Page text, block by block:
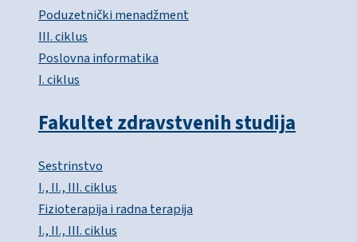
Poduzetnički menadžment
III. ciklus
Poslovna informatika
I. ciklus
Fakultet zdravstvenih studija
Sestrinstvo
I., II., III. ciklus
Fizioterapija i radna terapija
I., II., III. ciklus